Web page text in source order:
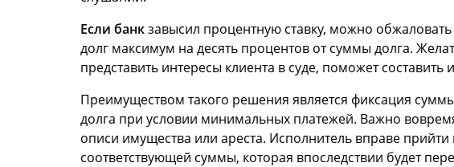
Если банкзавысил процентную ставку, можно
долг максимум на десять процентов от суммы долга.
представить интересы клиента в суде, поможет
Преимуществом такого решения является фиксация
долга при условии минимальных платежей. Важно
описи имущества или ареста. Исполнитель вправе
соответствующей суммы, которая впоследствии будет